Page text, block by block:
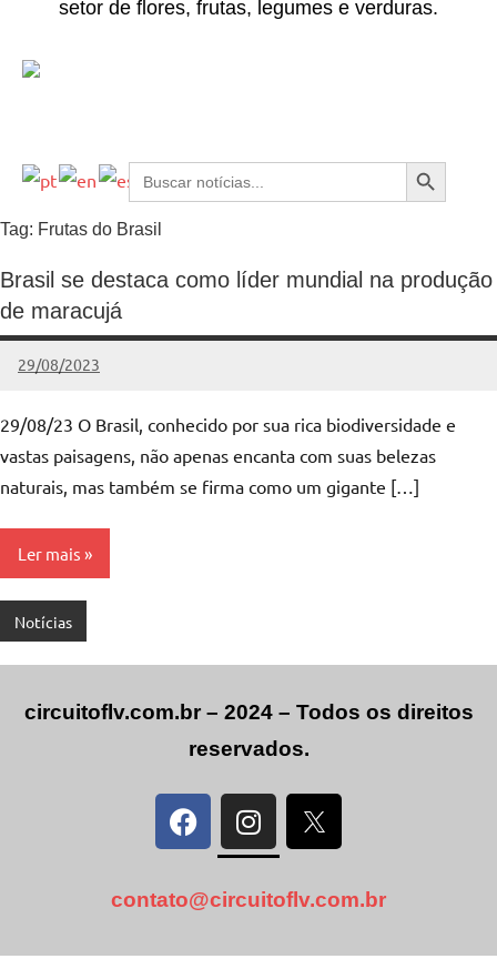
setor de flores, frutas, legumes e verduras.
Search
for:
Search Button
Tag: Frutas do Brasil
Brasil se destaca como líder mundial na produção
de maracujá
29/08/2023
Edunog
Nenhum
29/08/23 O Brasil, conhecido por sua rica biodiversidade e
vastas paisagens, não apenas encanta com suas belezas
naturais, mas também se firma como um gigante […]
Ler mais
Notícias
circuitoflv.com.br – 2024 – Todos os direitos
reservados.
contato@circuitoflv.com.br